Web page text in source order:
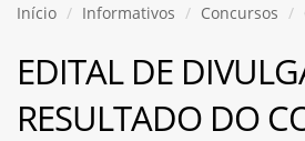
Início Informativos Concursos
EDITAL DE
RESULTADO DO